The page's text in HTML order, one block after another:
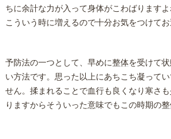
ちに余計な力が入って身体がこわばります
こういう時に増えるので十分お気をつけてお
予防法の一つとして、早めに整体を受けて
い方法です。思った以上にあちこち凝って
せん。揉まれることで血行も良くなり寒さ
りますからそういった意味でもこの時期の